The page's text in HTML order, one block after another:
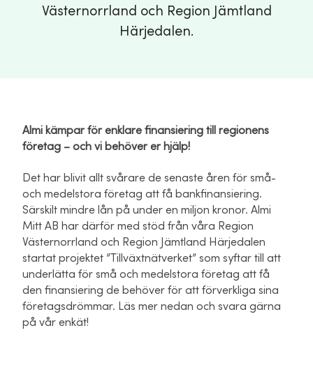
Västernorrland och Region Jämtland
Härjedalen.
Almi kämpar för enklare finansiering till regionens
företag – och vi behöver er hjälp!
Det har blivit allt svårare de senaste åren för små-
och medelstora företag att få bankfinansiering.
Särskilt mindre lån på under en miljon kronor. Almi
Mitt AB har därför med stöd från våra Region
Västernorrland och Region Jämtland Härjedalen
startat projektet ”Tillväxtnätverket” som syftar till att
underlätta för små och medelstora företag att få
den finansiering de behöver för att förverkliga sina
företagsdrömmar. Läs mer nedan och svara gärna
på vår enkät!